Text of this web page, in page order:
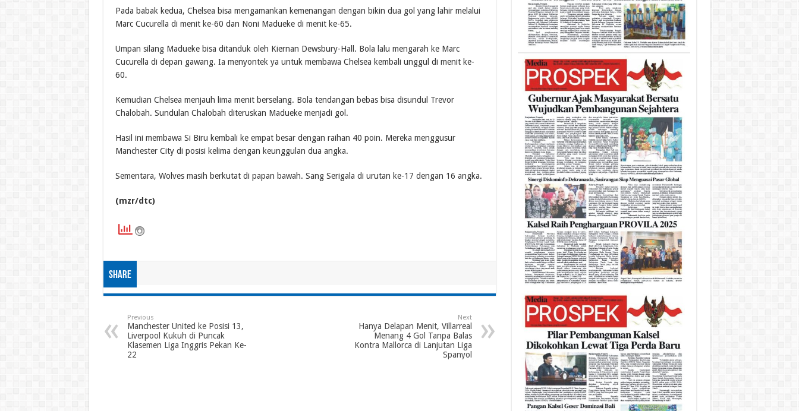
Pada babak kedua, Chelsea bisa mengamankan kemenangan dengan bikin dua gol yang lahir melalui
Marc Cucurella di menit ke-60 dan Noni Madueke di menit ke-65.
Umpan silang Madueke bisa ditanduk oleh Kiernan Dewsbury-Hall. Bola lalu mengarah ke Marc
Cucurella di depan gawang. Ia menyontek ya untuk membawa Chelsea kembali unggul di menit ke-
60.
Kemudian Chelsea menjauh lima menit berselang. Bola tendangan bebas bisa disundul Trevor
Chalobah. Sundulan Chalobah diteruskan Madueke menjadi gol.
Hasil ini membawa Si Biru kembali ke empat besar dengan raihan 40 poin. Mereka menggusur
Manchester City di posisi kelima dengan keunggulan dua angka.
Sementara, Wolves masih berkutat di papan bawah. Sang Serigala di urutan ke-17 dengan 16 angka.
(mzr/dtc)
Share
Previous
Manchester United ke Posisi 13,
Liverpool Kukuh di Puncak
Klasemen Liga Inggris Pekan Ke-
22
Next
Hanya Delapan Menit, Villarreal
Menang 4 Gol Tanpa Balas
Kontra Mallorca di Lanjutan Liga
Spanyol